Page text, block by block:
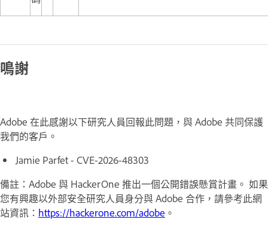
鳴謝
Adobe 在此感謝以下研究人員回報此問題，與 Adobe 共同保護
我們的客戶。
Jamie Parfet - CVE-2026-48303
備註：Adobe 與 HackerOne 推出一個公開錯誤懸賞計畫。 如果
您有興趣以外部安全研究人員身分與 Adobe 合作，請參考此網
站資訊： https://hackerone.com/adobe 。